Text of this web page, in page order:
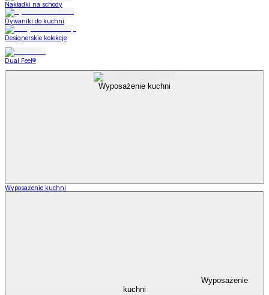
Nakładki na schody
Dywaniki do kuchni
Designerskie kolekcje
Dual Feel®
Wyposażenie kuchni
Wyposażenie kuchni
Wyposażenie
kuchni